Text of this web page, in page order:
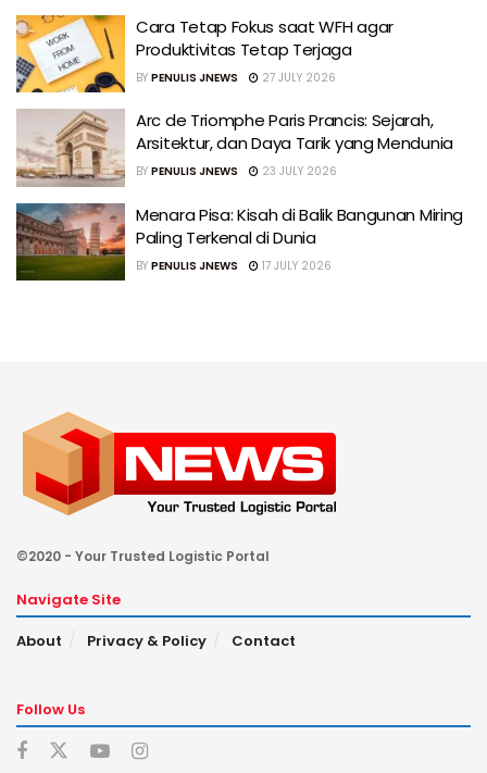
Cara Tetap Fokus saat WFH agar
Produktivitas Tetap Terjaga
BY PENULIS JNEWS 27 JULY 2026
Arc de Triomphe Paris Prancis: Sejarah,
Arsitektur, dan Daya Tarik yang Mendunia
BY PENULIS JNEWS 23 JULY 2026
Menara Pisa: Kisah di Balik Bangunan Miring
Paling Terkenal di Dunia
BY PENULIS JNEWS 17 JULY 2026
©2020 - Your Trusted Logistic Portal
Navigate Site
About
Privacy & Policy Contact
Follow Us